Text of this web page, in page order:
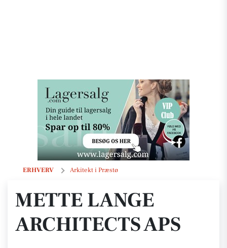
ERHVERV Arkitekt i Præstø
METTE LANGE ARCHITECTS ApS
METTE LANGE
ARCHITECTS APS